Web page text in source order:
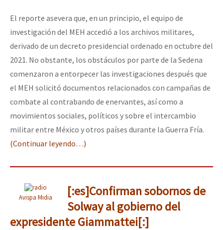
El reporte asevera que, en un principio, el equipo de
investigación del MEH accedió a los archivos militares,
derivado de un decreto presidencial ordenado en octubre del
2021. No obstante, los obstáculos por parte de la Sedena
comenzaron a entorpecer las investigaciones después que
el MEH solicitó documentos relacionados con campañas de
combate al contrabando de enervantes, así como a
movimientos sociales, políticos y sobre el intercambio
militar entre México y otros países durante la Guerra Fría.
(Continuar leyendo…)
Avispa Midia
[:es]Confirman sobornos de
Solway al gobierno del
expresidente Giammattei[:]